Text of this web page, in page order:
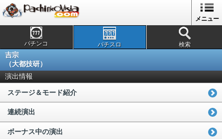
メニュー
パチンコ パチスロ 検索
吉宗
（大都技研）
演出情報
ステージ＆モード紹介
連続演出
ボーナス中の演出